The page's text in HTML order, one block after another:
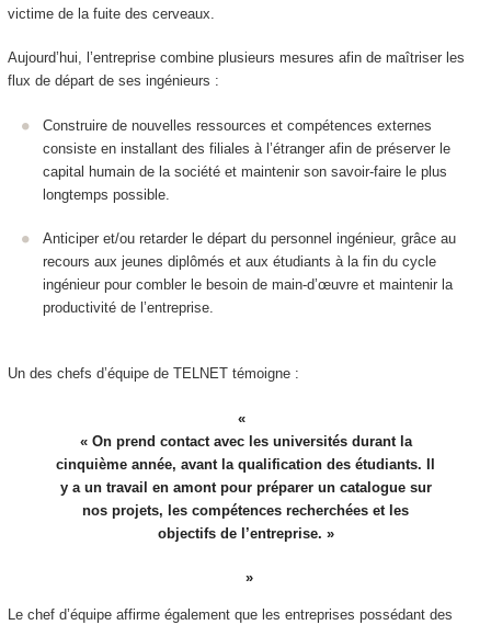
victime de la fuite des cerveaux.
Aujourd’hui, l’entreprise combine plusieurs mesures afin de maîtriser les
flux de départ de ses ingénieurs :
Construire de nouvelles ressources et compétences externes
consiste en installant des filiales à l’étranger afin de préserver le
capital humain de la société et maintenir son savoir-faire le plus
longtemps possible.
Anticiper et/ou retarder le départ du personnel ingénieur, grâce au
recours aux jeunes diplômés et aux étudiants à la fin du cycle
ingénieur pour combler le besoin de main-d’œuvre et maintenir la
productivité de l’entreprise.
Un des chefs d’équipe de TELNET témoigne :
« On prend contact avec les universités durant la
cinquième année, avant la qualification des étudiants. Il
y a un travail en amont pour préparer un catalogue sur
nos projets, les compétences recherchées et les
objectifs de l’entreprise. »
Le chef d’équipe affirme également que les entreprises possédant des